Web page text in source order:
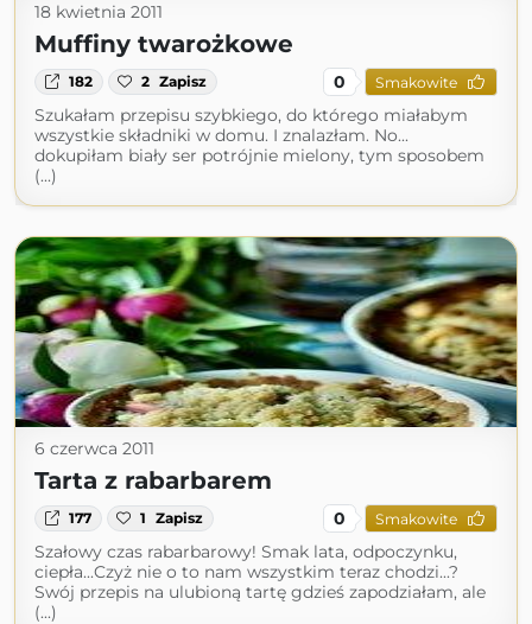
18 kwietnia 2011
Muffiny twarożkowe
182 2 Zapisz 0 Smakowite
Szukałam przepisu szybkiego, do którego miałabym
wszystkie składniki w domu. I znalazłam. No...
dokupiłam biały ser potrójnie mielony, tym sposobem
(...)
6 czerwca 2011
Tarta z rabarbarem
177 1 Zapisz 0 Smakowite
Szałowy czas rabarbarowy! Smak lata, odpoczynku,
ciepła...Czyż nie o to nam wszystkim teraz chodzi...?
Swój przepis na ulubioną tartę gdzieś zapodziałam, ale
(...)